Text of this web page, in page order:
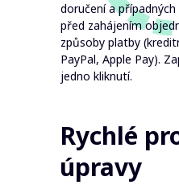
doručení a
před zahájením
způsoby platby
PayPal, Apple Pay).
jedno kliknutí.
Rychlé
úpravy